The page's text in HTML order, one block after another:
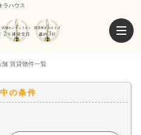
ラハウス
舗 賃貸物件一覧
の条件